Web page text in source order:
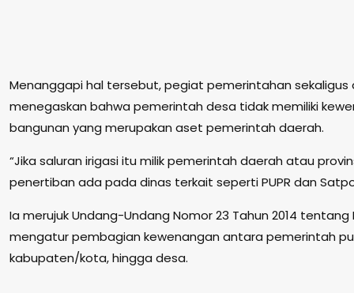
Menanggapi hal tersebut, pegiat pemerintahan sekaligus
menegaskan bahwa pemerintah desa tidak memiliki
bangunan yang merupakan aset pemerintah daerah.
“Jika saluran irigasi itu milik pemerintah daerah atau
penertiban ada pada dinas terkait seperti PUPR dan
Ia merujuk Undang-Undang Nomor 23 Tahun 2014
mengatur pembagian kewenangan antara pemerintah
kabupaten/kota, hingga desa.